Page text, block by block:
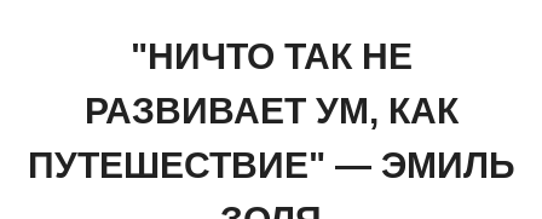
"НИЧТО ТАК НЕ
РАЗВИВАЕТ УМ, КАК
ПУТЕШЕСТВИЕ" — ЭМИЛЬ